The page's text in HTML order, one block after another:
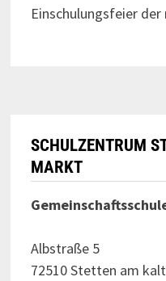
Einschulungsfeier
SCHULZENTRUM
MARKT
Albstraße 5
72510 Stetten am